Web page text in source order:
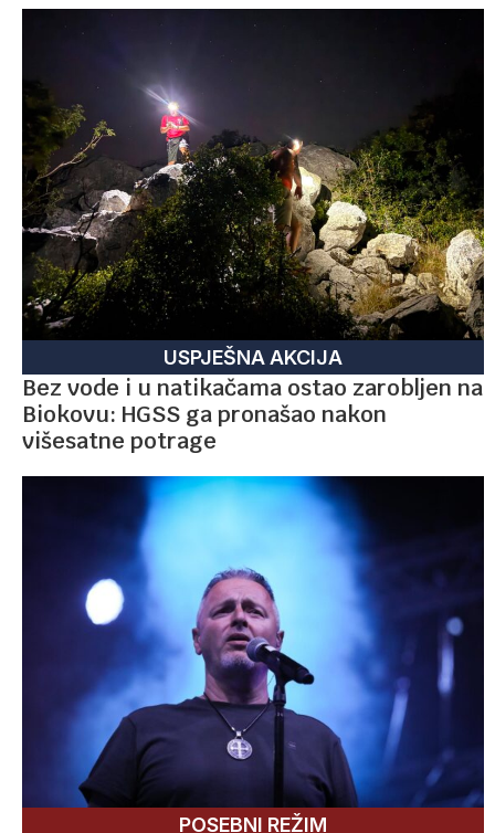
USPJEŠNA AKCIJA
Bez vode i u natikačama ostao zarobljen na
Biokovu: HGSS ga pronašao nakon
višesatne potrage
POSEBNI REŽIM